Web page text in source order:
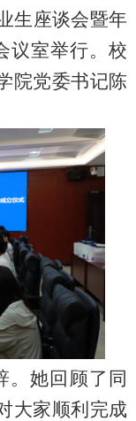
生座谈会暨年
议室举行。校
院党委书记陈
。她回顾了同
大家顺利完成